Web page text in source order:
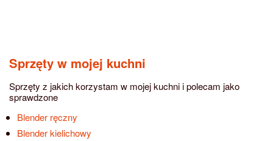
Sprzęty w mojej kuchni
Sprzęty z jakich korzystam w mojej kuchni i polecam jako
sprawdzone
Blender ręczny
Blender kielichowy